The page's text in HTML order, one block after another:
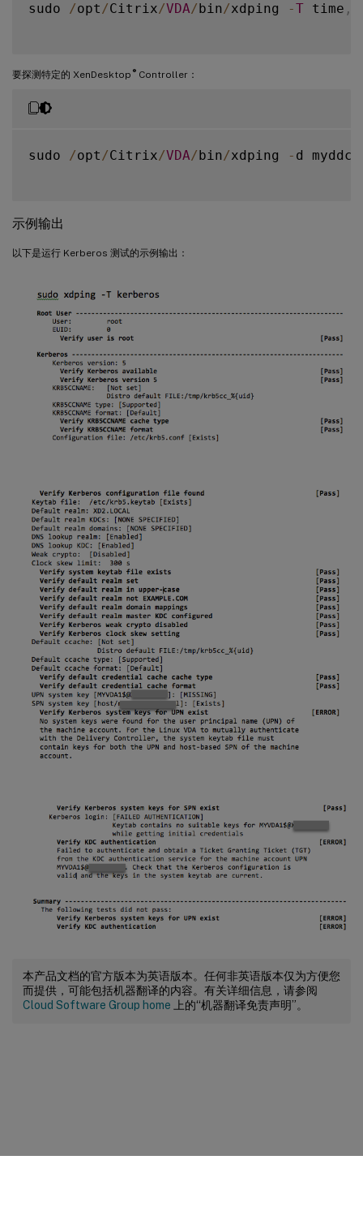
sudo /opt/Citrix/VDA/ bin/xdping -T time ,
要探测特定的 XenDesktop ®Controller：
sudo /opt/Citrix/VDA/ bin/xdping - d myddc
示例输出
以下是运行 Kerberos 测试的示例输出：
本产品文档的官方版本为英语版本。任何非英语版本仅为方便您
而提供，可能包括机器翻译的内容。有关详细信息，请参阅
Cloud Software Group home 上的“机器翻译免责声明”。